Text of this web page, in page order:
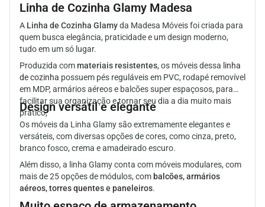
Linha de Cozinha Glamy Madesa
A Linha de Cozinha Glamyda Madesa Móveis foi criada para
quem busca elegância, praticidade e um design moderno,
tudo em um só lugar.
Produzida commateriais resistentes, os móveis dessa linha
de cozinha possuem pés reguláveis em PVC, rodapé removível
em MDP, armários aéreos e balcões super espaçosos, para
facilitar sua organização e tornar seu dia a dia muito mais
prático,
Design versátil e elegante
Os móveis da Linha Glamy são extremamente elegantes e
versáteis, com diversas opções de cores, como cinza, preto,
branco fosco, crema e amadeirado escuro.
Além disso, a linha Glamy conta com móveis modulares, com
mais de 25 opções de módulos, com balcões,armários
aéreos,torres quentese paneleiros.